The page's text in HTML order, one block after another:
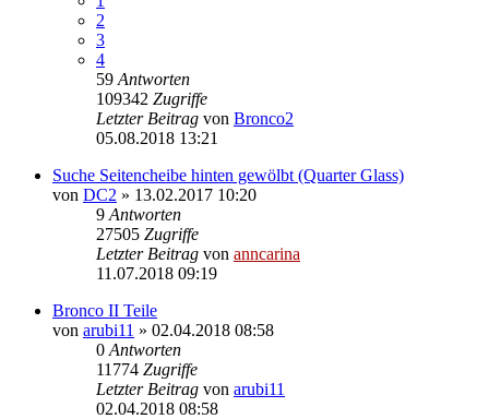
2
3
4
59 Antworten
109342 Zugriffe
Letzter Beitrag von Bronco2
05.08.2018 13:21
Suche Seitencheibe hinten gewölbt (Quarter Glass)
von DC2 » 13.02.2017 10:20
9 Antworten
27505 Zugriffe
Letzter Beitrag von anncarina
11.07.2018 09:19
Bronco II Teile
von arubi11 » 02.04.2018 08:58
0 Antworten
11774 Zugriffe
Letzter Beitrag von arubi11
02.04.2018 08:58